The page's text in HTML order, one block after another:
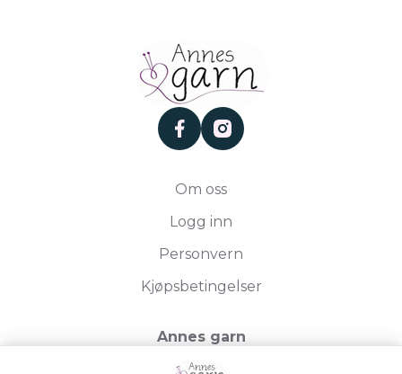
facebookinstagram
Om oss
Logg inn
Personvern
Kjøpsbetingelser
Annes garn
Storgata 19, 2750 Gran